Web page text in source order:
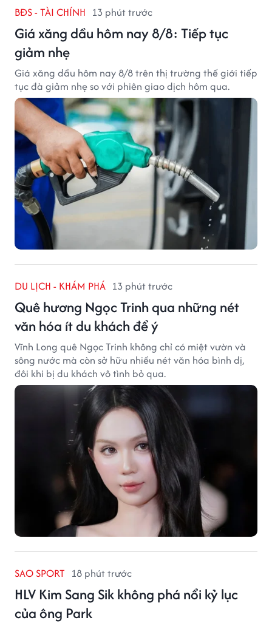
BĐS - TÀI CHÍNH 13 phút trước
Giá xăng dầu hôm nay 8/8: Tiếp tục
giảm nhẹ
Giá xăng dầu hôm nay 8/8 trên thị trường thế giới tiếp
tục đà giảm nhẹ so với phiên giao dịch hôm qua.
DU LỊCH - KHÁM PHÁ 13 phút trước
Quê hương Ngọc Trinh qua những nét
văn hóa ít du khách để ý
Vĩnh Long quê Ngọc Trinh không chỉ có miệt vườn và
sông nước mà còn sở hữu nhiều nét văn hóa bình dị,
đôi khi bị du khách vô tình bỏ qua.
SAO SPORT 18 phút trước
HLV Kim Sang Sik không phá nổi kỷ lục
của ông Park